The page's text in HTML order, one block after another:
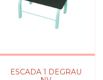
ESCADA 1 DEGRAU